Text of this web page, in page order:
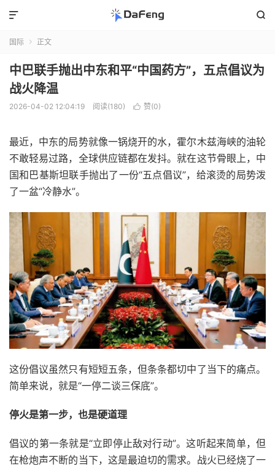


国际  正文
中巴联手抛出中东和平“中国药方”，五点倡议为
战火降温
2026-04-02 12:04:19 阅读(180)  赞(0)
最近，中东的局势就像一锅烧开的水，霍尔木兹海峡的油轮
不敢轻易过路，全球供应链都在发抖。就在这节骨眼上，中
国和巴基斯坦联手抛出了一份“五点倡议”，给滚烫的局势泼
了一盆“冷静水”。
这份倡议虽然只有短短五条，但条条都切中了当下的痛点。
简单来说，就是“一停二谈三保底”。
停火是第一步，也是硬道理
倡议的第一条就是“立即停止敌对行动”。这听起来简单，但
在枪炮声不断的当下，这是最迫切的需求。战火已经烧了一